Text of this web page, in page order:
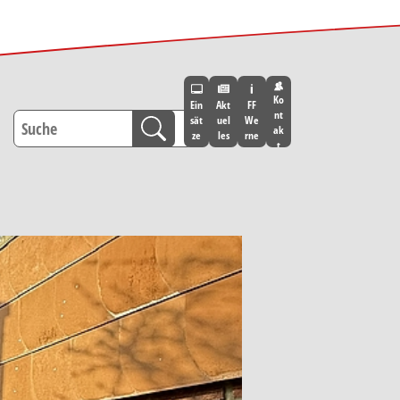
Ein
sät
ze
Akt
uel
les
FF
We
rne
Ko
nt
ak
t